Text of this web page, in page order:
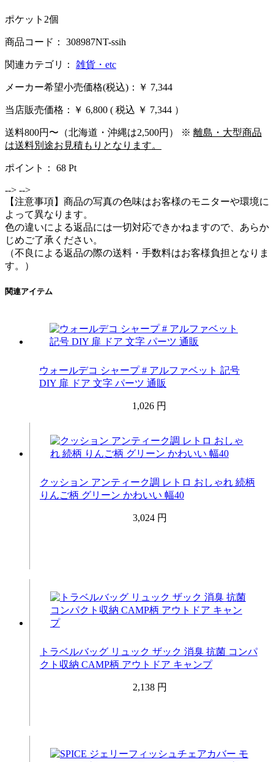
ポケット2個
商品コード： 308987NT-ssih
関連カテゴリ： 雑貨・etc
メーカー希望小売価格(税込)：￥ 7,344
当店販売価格： ￥ 6,800 ( 税込 ￥ 7,344 ）
送料800円〜（北海道・沖縄は2,500円） ※ 離島・大型商品
は送料別途お見積もりとなります。
ポイント： 68 Pt
--> -->
【注意事項】商品の写真の色味はお客様のモニターや環境に
よって異なります。
色の違いによる返品には一切対応できかねますので、あらか
じめご了承ください。
（不良による返品の際の送料・手数料はお客様負担となりま
す。）
関連アイテム
ウォールデコ シャープ # アルファベット 記号
DIY 扉 ドア 文字 パーツ 通販
1,026 円
クッション アンティーク調 レトロ おしゃれ 続柄
りんご柄 グリーン かわいい 幅40
3,024 円
トラベルバッグ リュック ザック 消臭 抗菌 コンパ
クト収納 CAMP柄 アウトドア キャンプ
2,138 円